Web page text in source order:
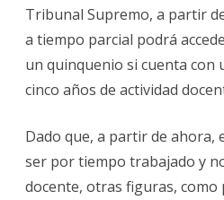
Tribunal Supremo, a partir
a tiempo parcial podrá
un quinquenio si cuenta con
cinco años de actividad
Dado que, a partir de ahora,
ser por tiempo trabajado y
docente, otras figuras, como